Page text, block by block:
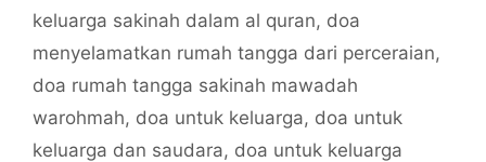
keluarga sakinah dalam al quran, doa
menyelamatkan rumah tangga dari perceraian,
doa rumah tangga sakinah mawadah
warohmah, doa untuk keluarga, doa untuk
keluarga dan saudara, doa untuk keluarga